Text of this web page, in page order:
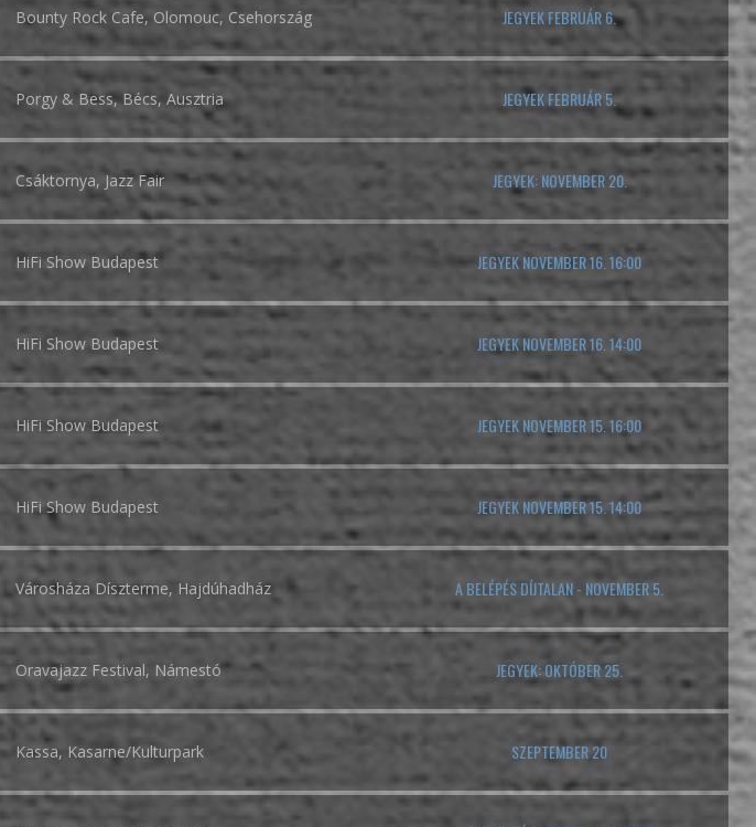
Bounty Rock Cafe, Olomouc, Csehország JEGYEK FEBRUÁR 6.
Porgy & Bess, Bécs, Ausztria JEGYEK FEBRUÁR 5.
Csáktornya, Jazz Fair JEGYEK: NOVEMBER 20.
HiFi Show Budapest JEGYEK NOVEMBER 16. 16:00
HiFi Show Budapest JEGYEK NOVEMBER 16. 14:00
HiFi Show Budapest JEGYEK NOVEMBER 15. 16:00
HiFi Show Budapest JEGYEK NOVEMBER 15. 14:00
Városháza Díszterme, Hajdúhadház A BELÉPÉS DÍJTALAN - NOVEMBER 5.
Oravajazz Festival, Námestó JEGYEK: OKTÓBER 25.
Kassa, Kasarne/Kulturpark SZEPTEMBER 20